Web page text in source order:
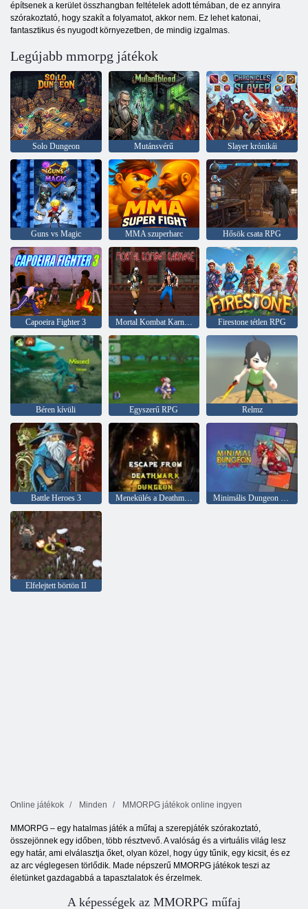
építsenek a kerület összhangban feltételek adott témában, de ez annyira
szórakoztató, hogy szakít a folyamatot, akkor nem. Ez lehet katonai,
fantasztikus és nyugodt környezetben, de mindig izgalmas.
Legújabb mmorpg játékok
Solo Dungeon Mutánsvérű Slayer krónikái
Guns vs Magic MMA szuperharc Hősök csata RPG
Capoeira Fighter 3 Mortal Kombat Karnage Firestone tétlen RPG
Béren kívüli Egyszerű RPG Relmz
Battle Heroes 3 Menekülés a Deathmark Dungeonból Minimális Dungeon RPG
Elfelejtett börtön II
Online játékok Minden MMORPG játékok online ingyen
MMORPG – egy hatalmas játék a műfaj a szerepjáték szórakoztató,
összejönnek egy időben, több résztvevő. A valóság és a virtuális világ lesz
egy határ, ami elválasztja őket, olyan közel, hogy úgy tűnik, egy kicsit, és ez
az arc véglegesen törlődik. Made népszerű MMORPG játékok teszi az
életünket gazdagabbá a tapasztalatok és érzelmek.
A képességek az MMORPG műfaj